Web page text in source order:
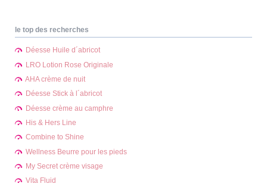
le top des recherches
Déesse Huile d´abricot
LRO Lotion Rose Originale
AHA crème de nuit
Déesse Stick à l´abricot
Déesse crème au camphre
His & Hers Line
Combine to Shine
Wellness Beurre pour les pieds
My Secret crème visage
Vita Fluid